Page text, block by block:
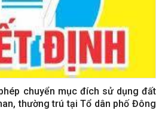
chuyển mục đích sử dụng đất
thường trú tại Tổ dân phố Đông